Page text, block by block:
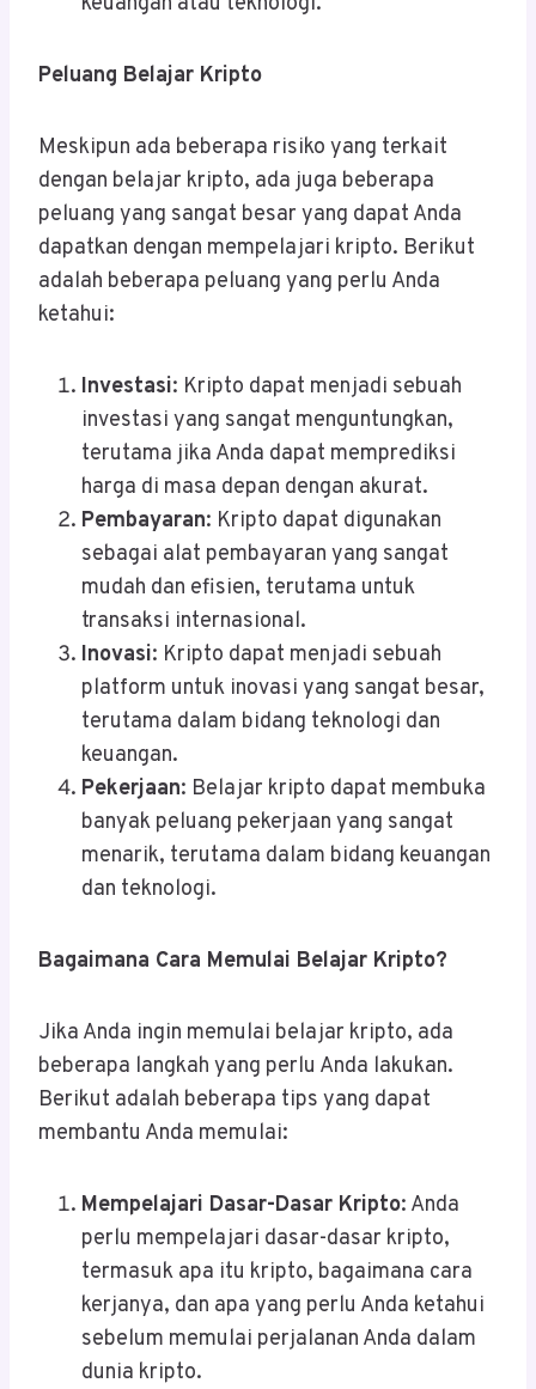
Peluang Belajar Kripto
Meskipun ada beberapa risiko yang terkait
dengan belajar kripto, ada juga beberapa
peluang yang sangat besar yang dapat Anda
dapatkan dengan mempelajari kripto. Berikut
adalah beberapa peluang yang perlu Anda
ketahui:
Investasi: Kripto dapat menjadi sebuah
investasi yang sangat menguntungkan,
terutama jika Anda dapat memprediksi
harga di masa depan dengan akurat.
Pembayaran: Kripto dapat digunakan
sebagai alat pembayaran yang sangat
mudah dan efisien, terutama untuk
transaksi internasional.
Inovasi: Kripto dapat menjadi sebuah
platform untuk inovasi yang sangat besar,
terutama dalam bidang teknologi dan
keuangan.
Pekerjaan: Belajar kripto dapat membuka
banyak peluang pekerjaan yang sangat
menarik, terutama dalam bidang keuangan
dan teknologi.
Bagaimana Cara Memulai Belajar Kripto?
Jika Anda ingin memulai belajar kripto, ada
beberapa langkah yang perlu Anda lakukan.
Berikut adalah beberapa tips yang dapat
membantu Anda memulai:
Mempelajari Dasar-Dasar Kripto: Anda
perlu mempelajari dasar-dasar kripto,
termasuk apa itu kripto, bagaimana cara
kerjanya, dan apa yang perlu Anda ketahui
sebelum memulai perjalanan Anda dalam
dunia kripto.